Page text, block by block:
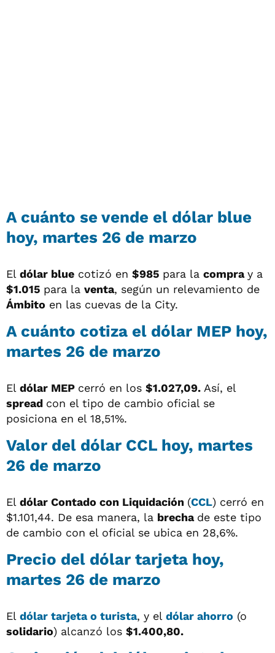
A cuánto se vende el dólar blue
hoy, martes 26 de marzo
El dólar blue cotizó en $985 para la compray a
$1.015 para la venta, según un relevamiento de
Ámbito en las cuevas de la City.
A cuánto cotiza el dólar MEP hoy,
martes 26 de marzo
El dólar MEP cerró en los $1.027,09. Así, el
spread con el tipo de cambio oficial se
posiciona en el 18,51%.
Valor del dólar CCL hoy, martes
26 de marzo
El dólar Contado con Liquidación (CCL) cerró en
$1.101,44. De esa manera, la brecha de este tipo
de cambio con el oficial se ubica en 28,6%.
Precio del dólar tarjeta hoy,
martes 26 de marzo
El dólar tarjeta o turista, y el dólar ahorro (o
solidario) alcanzó los $1.400,80.